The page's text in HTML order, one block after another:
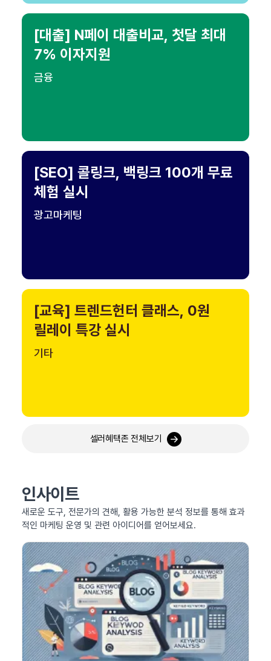
[대출] N페이 대출비교, 첫달 최대
7% 이자지원
금융
[SEO] 콜링크, 백링크 100개 무료
체험 실시
광고마케팅
[교육] 트렌드헌터 클래스, 0원
릴레이 특강 실시
기타
셀러혜택존 전체보기
인사이트
새로운 도구, 전문가의 견해, 활용 가능한 분석 정보를 통해 효과
적인 마케팅 운영 및 관련 아이디어를 얻어보세요.